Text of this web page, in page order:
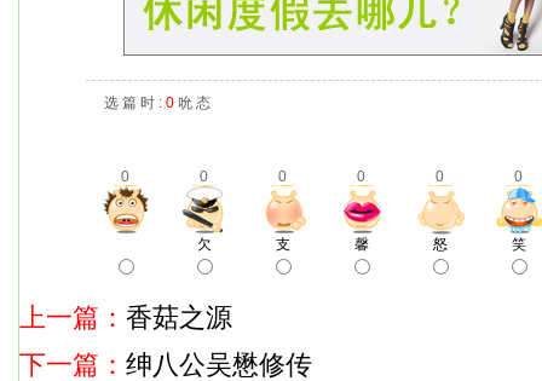
选 篇 时 : 0 吮 态
0 0 0 0 0 0
欠 支 馨 怒 笑
上一篇： 香菇之源
下一篇： 绅八公吴懋修传